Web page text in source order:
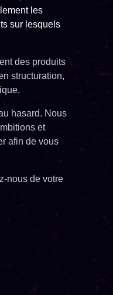
les
sur lesquels
des produits
structuration,
hasard. Nous
et
afin de vous
nous de votre